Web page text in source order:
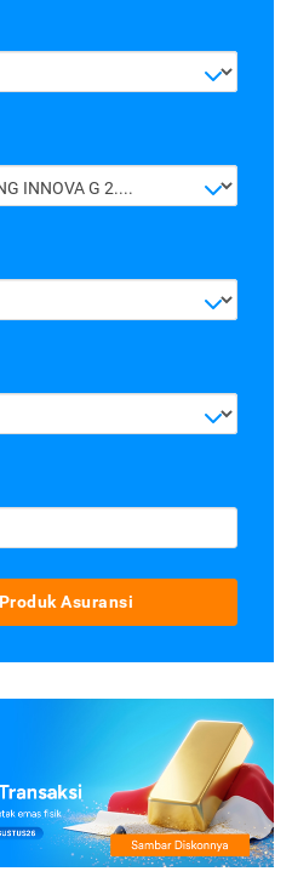
TOYOTA ALL NEW KIJANG INNOVA G 2.4 A/T DIESEL
Tampilkan Produk Asuransi